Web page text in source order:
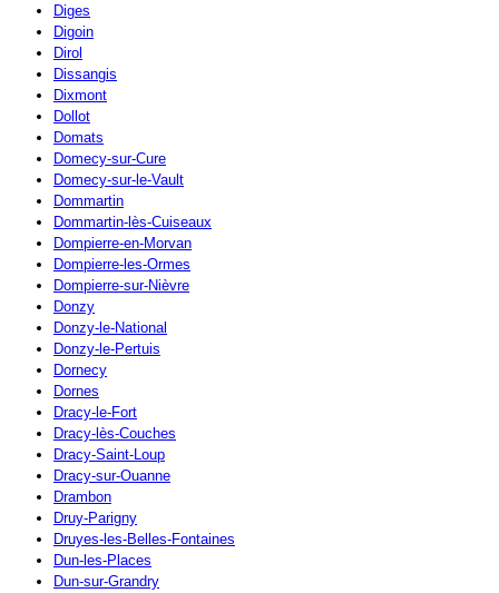
Diges
Digoin
Dirol
Dissangis
Dixmont
Dollot
Domats
Domecy-sur-Cure
Domecy-sur-le-Vault
Dommartin
Dommartin-lès-Cuiseaux
Dompierre-en-Morvan
Dompierre-les-Ormes
Dompierre-sur-Nièvre
Donzy
Donzy-le-National
Donzy-le-Pertuis
Dornecy
Dornes
Dracy-le-Fort
Dracy-lès-Couches
Dracy-Saint-Loup
Dracy-sur-Ouanne
Drambon
Druy-Parigny
Druyes-les-Belles-Fontaines
Dun-les-Places
Dun-sur-Grandry